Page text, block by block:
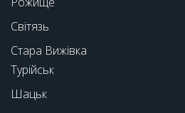
Світязь
Стара Вижівка
Турійськ
Шацьк